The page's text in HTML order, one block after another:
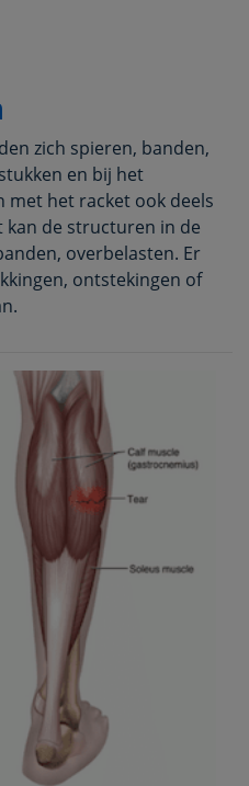
zich spieren, banden,
en bij het
het racket ook deels
kan de structuren in de
overbelasten. Er
ontstekingen of